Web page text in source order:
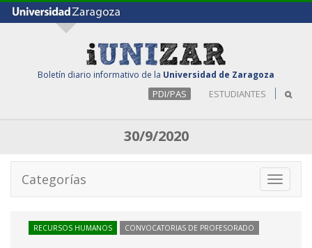
Boletín diario informativo de la Universidad de Zaragoza
PDI/PAS ESTUDIANTES
30/9/2020
Toggle
Categorías
RECURSOS HUMANOS CONVOCATORIAS DE PROFESORADO